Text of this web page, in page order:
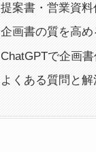
提案書・営業資
企画書の質を高
ChatGPTで企画
よくある質問と